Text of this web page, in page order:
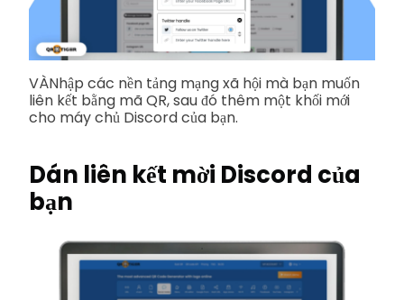
VÀNhập các nền tảng mạng xã hội mà bạn muốn
liên kết bằng mã QR, sau đó thêm một khối mới
cho máy chủ Discord của bạn.
Dán liên kết mời Discord của
bạn